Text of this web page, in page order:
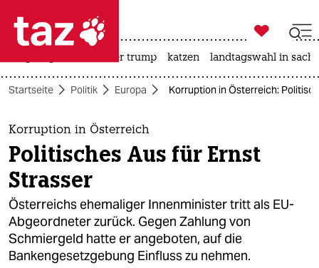
 taz zahl ich
taz zahl ich
themen
politik
öko
gesellschaft
kultur

taz zahl ich
usa unter trump katzen landtagswahl in
Startseite Politik Europa Korruption in Österreich:
Korruption in Österreich
Politisches Aus für Ernst
Strasser
Österreichs ehemaliger Innenminister tritt als EU-
Abgeordneter zurück. Gegen Zahlung von
Schmiergeld hatte er angeboten, auf die
Bankengesetzgebung Einfluss zu nehmen.